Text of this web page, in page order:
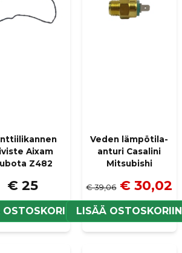
Aixam
Z482
€ 25
Veden lämpötila-
anturi Casalini
Mitsubishi
€ 39,06 € 30,02
LISÄÄ OSTOSKORIIN